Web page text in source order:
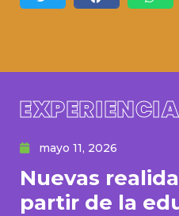
mayo 11, 2026
Nuevas
partir de la